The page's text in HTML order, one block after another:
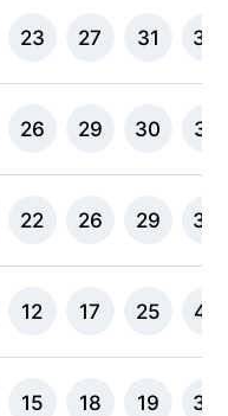
23 27 31 39
26 29 30 32
22 26 29 30
12 17 25 42
15 18 19 33